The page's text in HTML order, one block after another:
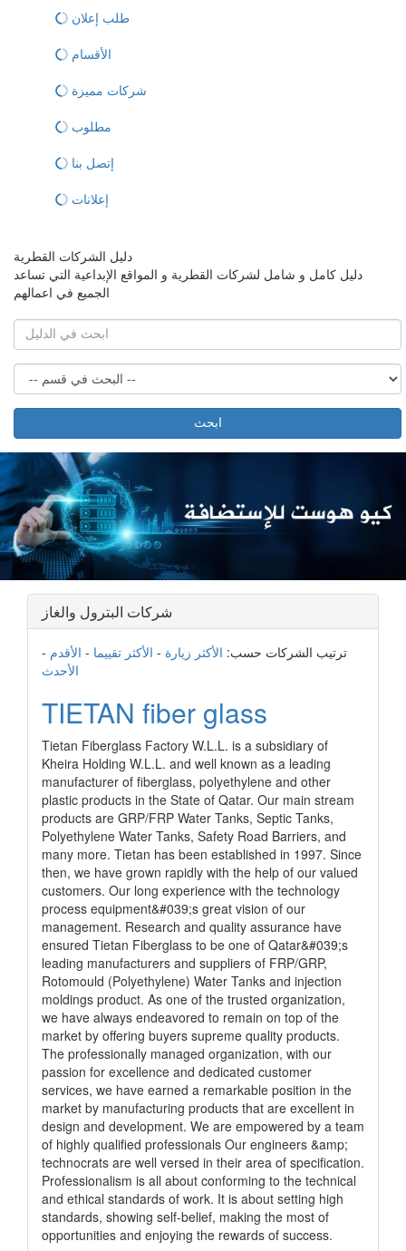
طلب إعلان
الأقسام
شركات مميزة
مطلوب
إتصل بنا
إعلانات
دليل الشركات القطرية
دليل كامل و شامل لشركات القطرية و المواقع الإبداعية التي تساعد
الجميع في اعمالهم
ابحث
شركات البترول والغاز
ترتيب الشركات حسب: الأكثر زيارة - الأكثر تقييما - الأقدم -
الأحدث
TIETAN fiber glass
Tietan Fiberglass Factory W.L.L. is a subsidiary of
Kheira Holding W.L.L. and well known as a leading
manufacturer of fiberglass, polyethylene and other
plastic products in the State of Qatar. Our main stream
products are GRP/FRP Water Tanks, Septic Tanks,
Polyethylene Water Tanks, Safety Road Barriers, and
many more. Tietan has been established in 1997. Since
then, we have grown rapidly with the help of our valued
customers. Our long experience with the technology
process equipment&#039;s great vision of our
management. Research and quality assurance have
ensured Tietan Fiberglass to be one of Qatar&#039;s
leading manufacturers and suppliers of FRP/GRP,
Rotomould (Polyethylene) Water Tanks and injection
moldings product. As one of the trusted organization,
we have always endeavored to remain on top of the
market by offering buyers supreme quality products.
The professionally managed organization, with our
passion for excellence and dedicated customer
services, we have earned a remarkable position in the
market by manufacturing products that are excellent in
design and development. We are empowered by a team
of highly qualified professionals Our engineers &amp;
technocrats are well versed in their area of specification.
Professionalism is all about conforming to the technical
and ethical standards of work. It is about setting high
standards, showing self-belief, making the most of
opportunities and enjoying the rewards of success.